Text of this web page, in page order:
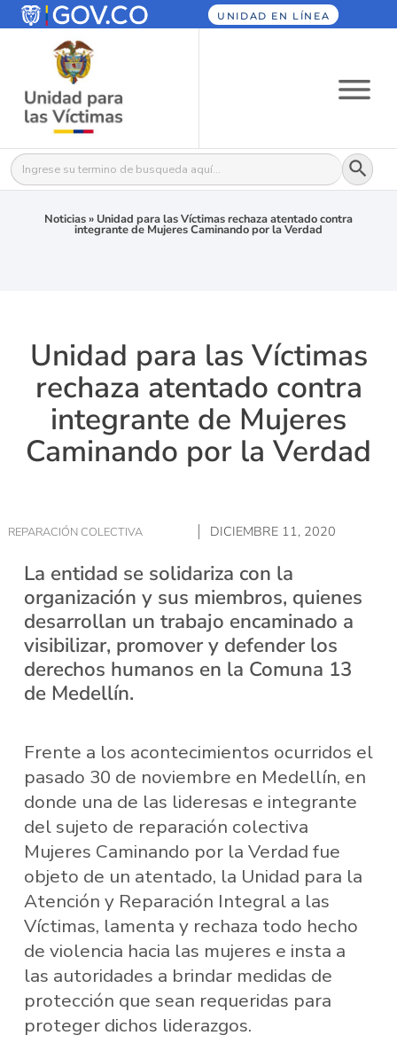
UNIDAD EN LÍNEA
Buscar: Botón
Noticias» Unidad para las Víctimas rechaza atentado contra
integrante de Mujeres Caminando por la Verdad
Unidad para las Víctimas
rechaza atentado contra
integrante de Mujeres
Caminando por la Verdad
REPARACIÓN COLECTIVA DICIEMBRE 11, 2020
La entidad se solidariza con la
organización y sus miembros, quienes
desarrollan un trabajo encaminado a
visibilizar, promover y defender los
derechos humanos en la Comuna 13
de Medellín.
Frente a los acontecimientos ocurridos el
pasado 30 de noviembre en Medellín, en
donde una de las lideresas e integrante
del sujeto de reparación colectiva
Mujeres Caminando por la Verdad fue
objeto de un atentado, la Unidad para la
Atención y Reparación Integral a las
Víctimas, lamenta y rechaza todo hecho
de violencia hacia las mujeres e insta a
las autoridades a brindar medidas de
protección que sean requeridas para
proteger dichos liderazgos.